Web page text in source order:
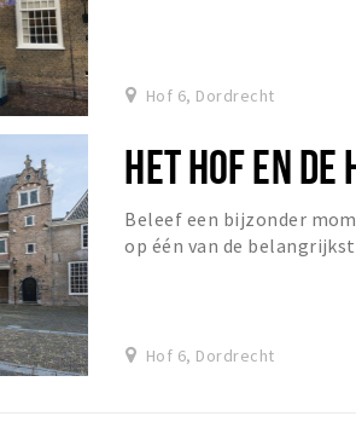
Hof 6, Dordrecht
HET HOF EN DE
Beleef een bijzonder
op één van de
Hof 6, Dordrecht